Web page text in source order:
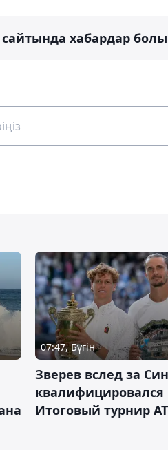
хабардар
07:47, Бүгін
Зверев вслед за
квалифицировался
Итоговый турнир